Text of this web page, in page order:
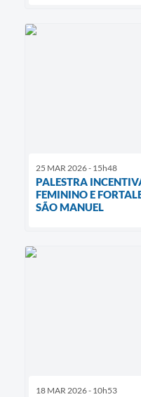
25 MAR 2026 - 15h48
PALESTRA
FEMININO E
SÃO MANUEL
18 MAR 2026 - 10h53